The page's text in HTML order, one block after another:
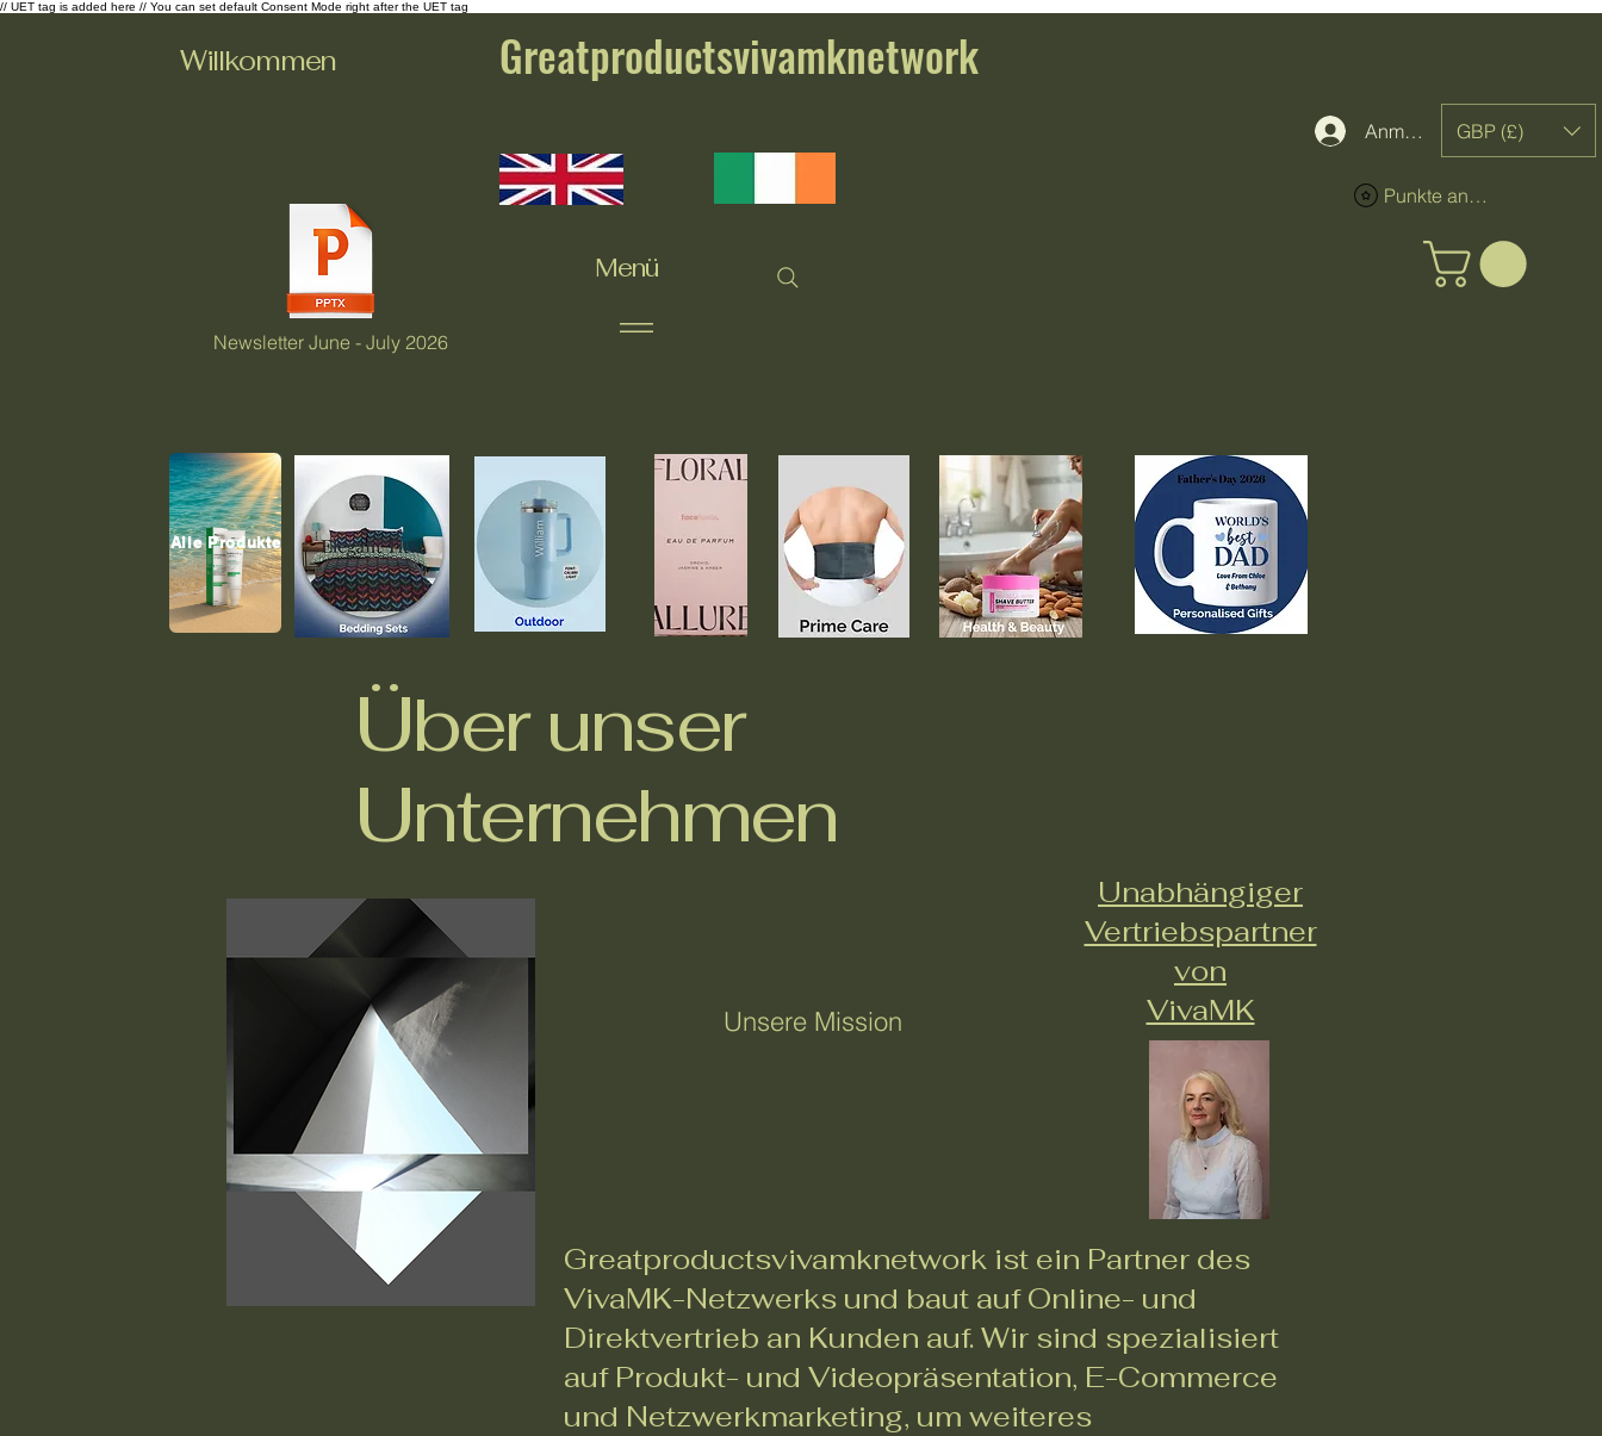
// UET tag is added here // You can set default Consent Mode right after the UET tag
Willkommen
Newsletter June - July 2026
Greatproductsvivamknetwork
Menü
Anmelden GBP (£)
Punkte ansehen
Alle Produkte
Über unser
Unternehmen
Unsere Mission
Unabhängiger
Vertriebspartner
von
VivaMK
Greatproductsvivamknetwork ist ein Partner des
VivaMK-Netzwerks und baut auf Online- und
Direktvertrieb an Kunden auf. Wir sind spezialisiert
auf Produkt- und Videopräsentation, E-Commerce
und Netzwerkmarketing, um weiteres